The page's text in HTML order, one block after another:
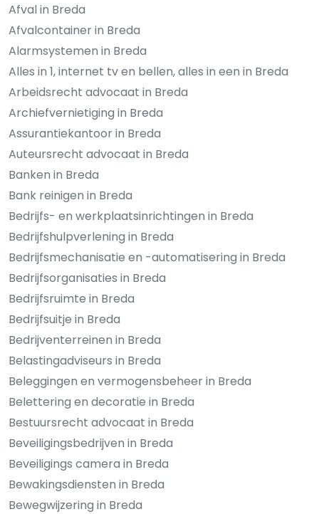
Afval in Breda
Afvalcontainer in Breda
Alarmsystemen in Breda
Alles in 1, internet tv en bellen, alles in een in Breda
Arbeidsrecht advocaat in Breda
Archiefvernietiging in Breda
Assurantiekantoor in Breda
Auteursrecht advocaat in Breda
Banken in Breda
Bank reinigen in Breda
Bedrijfs- en werkplaatsinrichtingen in Breda
Bedrijfshulpverlening in Breda
Bedrijfsmechanisatie en -automatisering in Breda
Bedrijfsorganisaties in Breda
Bedrijfsruimte in Breda
Bedrijfsuitje in Breda
Bedrijventerreinen in Breda
Belastingadviseurs in Breda
Beleggingen en vermogensbeheer in Breda
Belettering en decoratie in Breda
Bestuursrecht advocaat in Breda
Beveiligingsbedrijven in Breda
Beveiligings camera in Breda
Bewakingsdiensten in Breda
Bewegwijzering in Breda